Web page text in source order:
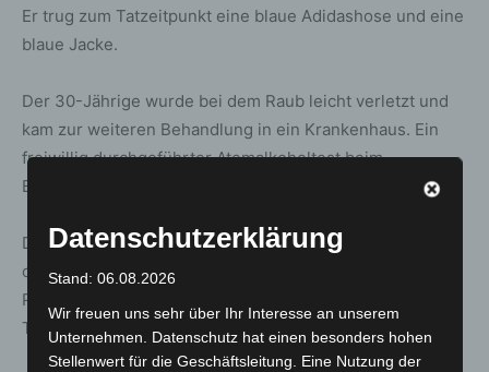
Er trug zum Tatzeitpunkt eine blaue Adidashose und eine
blaue Jacke.
Der 30-Jährige wurde bei dem Raub leicht verletzt und
kam zur weiteren Behandlung in ein Krankenhaus. Ein
freiwillig durchgeführter Atemalkoholtest beim
Betroffenen ergab einen Wert von 1,75 Promille.
Die Polizei bittet Zeugen, die Angaben zu den Tätern
oder dem Vorfall machen können, sich beim
Polizeikommissariat Hannover-Döhren unter der
Telefonnummer 0511 109-3617 zu melden.
Datenschutzerklärung
Stand: 06.08.2026
Wir freuen uns sehr über Ihr Interesse an unserem
Unternehmen. Datenschutz hat einen besonders hohen
Stellenwert für die Geschäftsleitung. Eine Nutzung der